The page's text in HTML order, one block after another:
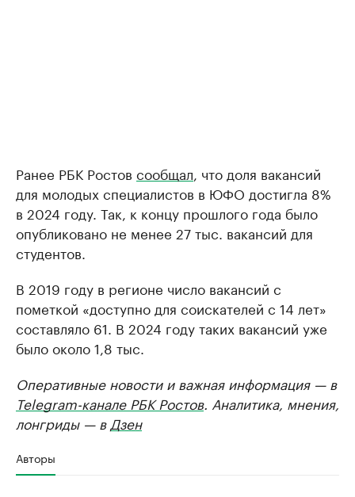
Ранее РБК Ростов сообщал , что доля вакансий
для молодых специалистов в ЮФО достигла 8%
в 2024 году. Так, к концу прошлого года было
опубликовано не менее 27 тыс. вакансий для
студентов.
В 2019 году в регионе число вакансий с
пометкой «доступно для соискателей с 14 лет»
составляло 61. В 2024 году таких вакансий уже
было около 1,8 тыс.
Оперативные новости и важная информация — в
Telegram-канале РБК Ростов. Аналитика, мнения,
лонгриды — в Дзен
Авторы